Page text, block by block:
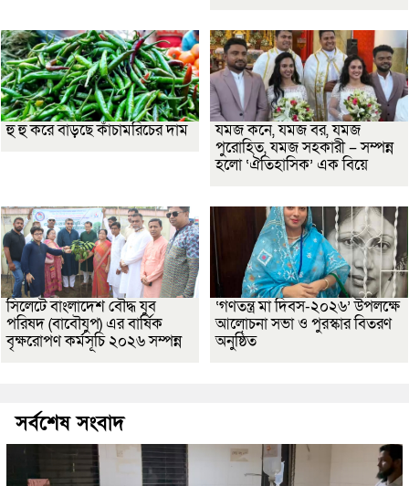
হু হু করে বাড়ছে কাঁচামরিচের দাম
যমজ কনে, যমজ বর, যমজ
পুরোহিত, যমজ সহকারী – সম্পন্ন
হলো ‘ঐতিহাসিক’ এক বিয়ে
সিলেটে বাংলাদেশ বৌদ্ধ যুব
পরিষদ (বাবৌযুপ) এর বার্ষিক
বৃক্ষরোপণ কর্মসূচি ২০২৬ সম্পন্ন
‘গণতন্ত্র মা দিবস-২০২৬’ উপলক্ষে
আলোচনা সভা ও পুরস্কার বিতরণ
অনুষ্ঠিত
সর্বশেষ সংবাদ